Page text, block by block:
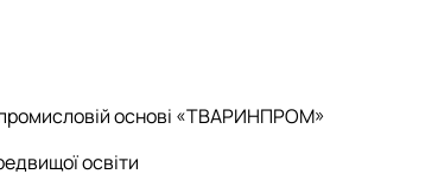
основі «ТВАРИНПРОМ»
освіти